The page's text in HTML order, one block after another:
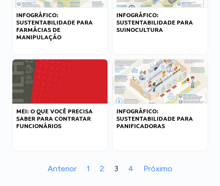
INFOGRÁFICO:
SUSTENTABILIDADE PARA
FARMÁCIAS DE
MANIPULAÇÃO
INFOGRÁFICO:
SUSTENTABILIDADE PARA
SUINOCULTURA
MEI: O QUE VOCÊ PRECISA
SABER PARA CONTRATAR
FUNCIONÁRIOS
INFOGRÁFICO:
SUSTENTABILIDADE PARA
PANIFICADORAS
Anterior 1 2 3 4 Próximo